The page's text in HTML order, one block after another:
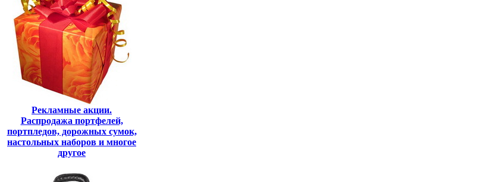
Рекламные акции.
Распродажа портфелей,
портпледов, дорожных сумок,
настольных наборов и многое
другое